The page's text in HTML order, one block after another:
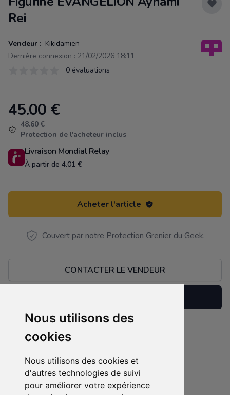
Nous utilisons des
cookies
Nous utilisons des cookies et
d'autres technologies de suivi
pour améliorer votre expérience
Rei
Vendeur : Kikidamien
Dernière connexion : 21/02/2026 18:11
0 évaluations
Product information
45.00 €
48.60 €
Protection de l'acheteur inclus
Livraison Mondial Relay
À partir de 4.01 €
Acheter l'article
Couvert par notre Protection Grenier du Geek.
CONTACTER LE VENDEUR
Description
Boite d'origine un peu abimé
Figurine impeccable.
Détails